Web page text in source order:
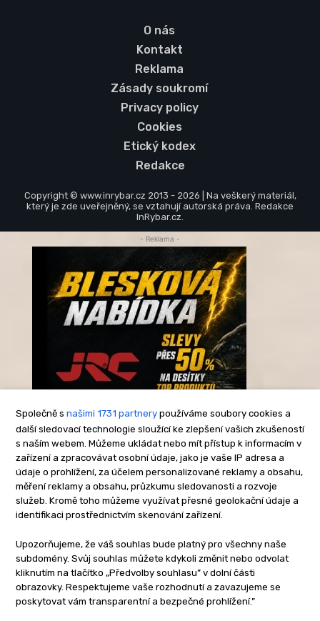
O nás
Kontakt
Reklama
Zásady soukromí
Privacy policy
Cookies
Etický kodex
Redakce
Copyright © www.inrybar.cz 2013 - 2026 | Na veškerý materiál,
který je zde uveřejněný, se vztahují autorská práva. Redakce
InRybar.cz.
Společně s našimi 1731 partnery používáme soubory cookies a
další sledovací technologie sloužící ke zlepšení vašich zkušeností
s naším webem. Můžeme ukládat nebo mít přístup k informacím v
zařízení a zpracovávat osobní údaje, jako je vaše IP adresa a
údaje o prohlížení, za účelem personalizované reklamy a obsahu,
měření reklamy a obsahu, průzkumu sledovanosti a rozvoje
služeb. Kromě toho můžeme využívat přesné geolokační údaje a
identifikaci prostřednictvím skenování zařízení.
Upozorňujeme, že váš souhlas bude platný pro všechny naše
subdomény. Svůj souhlas můžete kdykoli změnit nebo odvolat
kliknutím na tlačítko „Předvolby souhlasu” v dolní části
obrazovky. Respektujeme vaše rozhodnutí a zavazujeme se
poskytovat vám transparentní a bezpečné prohlížení.”
- Reklama -
-Reklama-